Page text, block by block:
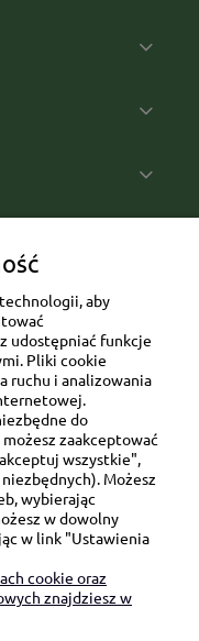
57/58
NAMI:
aby
udostępniać funkcje
Pliki cookie
ruchu i analizowania
do
zaakceptować
wszystkie",
Możesz
wybierając
w dowolny
w link "Ustawienia
cookie oraz
znajdziesz w